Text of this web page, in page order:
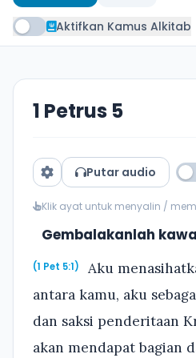
Aktifkan Kamus Alkitab
1 Petrus 5
Putar audio
Klik ayat untuk menyalin /
Gembalakanlah
(1 Pet 5:1)
Aku
antara kamu, aku
dan saksi penderitaan
akan mendapat bagian